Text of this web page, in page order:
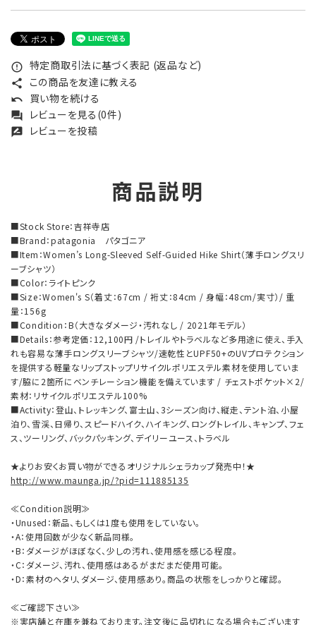
error_outline 特定商取引法に基づく表記 (返品など)
share この商品を友達に教える
undo 買い物を続ける
forum レビューを見る(0件)
rate_review レビューを投稿
商品説明
■Stock Store：吉祥寺店
■Brand：patagonia パタゴニア
■Item：Women’s Long-Sleeved Self-Guided Hike Shirt（薄手ロングスリ
ーブシャツ）
■Color：ライトピンク
■Size：Women's S（着丈：67cm / 裄丈：84cm / 身幅：48cm/実寸）/ 重
量：156g
■Condition：B（大きなダメージ・汚れなし / 2021年モデル）
■Details：参考定価：12,100円 /トレイルやトラベルなど多用途に使え、手入
れも容易な薄手ロングスリーブシャツ/速乾性とUPF50+のUVプロテクション
を提供する軽量なリップストップリサイクルポリエステル素材を使用していま
す/脇に2箇所にベンチレーション機能を備えています / チェストポケット×2/
素材：リサイクルポリエステル100%
■Activity：登山、トレッキング、富士山、3シーズン向け、縦走、テント泊、小屋
泊り、雪渓、日帰り、スピードハイク、ハイキング、ロングトレイル、キャンプ、フェ
ス、ツーリング、バックパッキング、デイリーユース、トラベル
★よりお安くお買い物ができるオリジナルシェラカップ発売中！★
http://www.maunga.jp/?pid=111885135
≪Condition説明≫
・Unused：新品、もしくは1度も使用をしていない。
・A：使用回数が少なく新品同様。
・B：ダメージがほぼなく、少しの汚れ、使用感を感じる程度。
・C：ダメージ、汚れ、使用感はあるがまだまだ使用可能。
・D：素材のヘタリ、ダメージ、使用感あり。商品の状態をしっかりと確認。
≪ご確認下さい≫
※実店舗と在庫を兼ねております。注文後に品切れになる場合もございます